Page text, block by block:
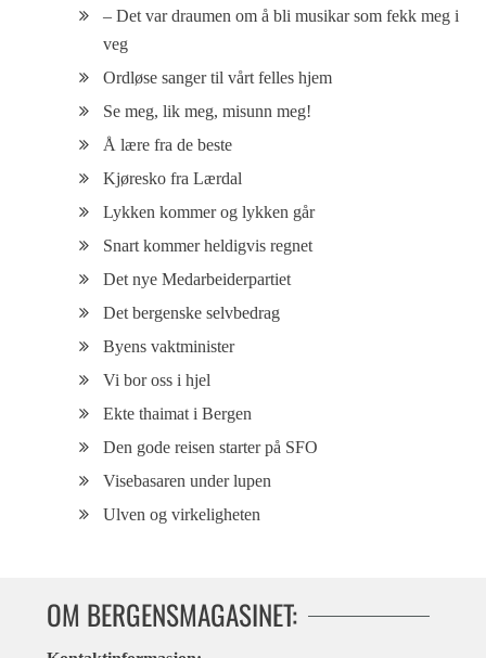
– Det var draumen om å bli musikar som fekk meg i
veg
Ordløse sanger til vårt felles hjem
Se meg, lik meg, misunn meg!
Å lære fra de beste
Kjøresko fra Lærdal
Lykken kommer og lykken går
Snart kommer heldigvis regnet
Det nye Medarbeiderpartiet
Det bergenske selvbedrag
Byens vaktminister
Vi bor oss i hjel
Ekte thaimat i Bergen
Den gode reisen starter på SFO
Visebasaren under lupen
Ulven og virkeligheten
OM BERGENSMAGASINET: